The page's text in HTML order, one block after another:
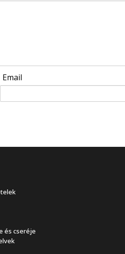
Email
és cseréje